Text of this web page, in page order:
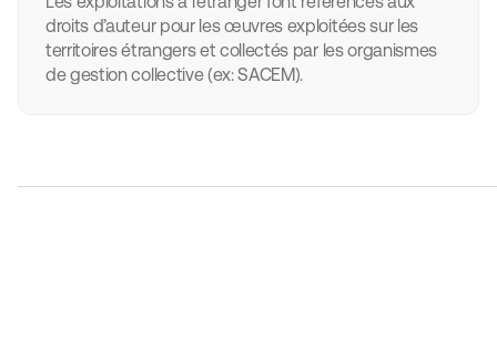
droits d’auteur pour les œuvres exploitées sur les
territoires étrangers et collectés par les organismes
de gestion collective (ex: SACEM).